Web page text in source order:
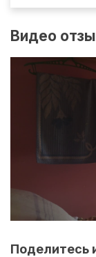
Видео
Поделитесь